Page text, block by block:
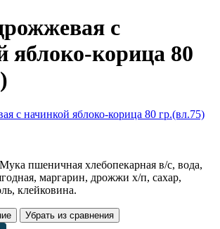
с
яблоко-корица 80
Мука пшеничная хлебопекарная в/с, вода,
маргарин, дрожжи х/п, сахар,
клейковина.
Убрать из сравнения